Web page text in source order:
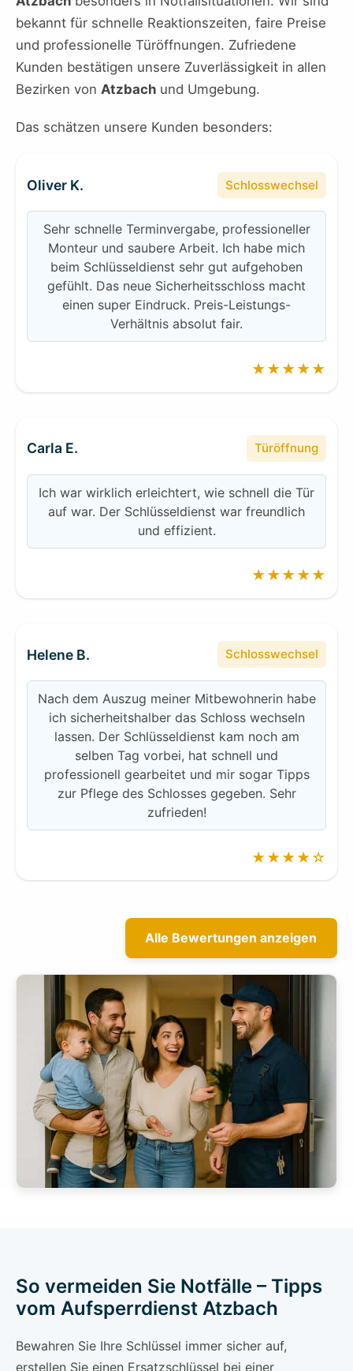
bekannt für schnelle Reaktionszeiten, faire Preise
und professionelle Türöffnungen. Zufriedene
Kunden bestätigen unsere Zuverlässigkeit in allen
Bezirken von Atzbach und Umgebung.
Das schätzen unsere Kunden besonders:
Oliver K. Schlosswechsel
Sehr schnelle Terminvergabe, professioneller
Monteur und saubere Arbeit. Ich habe mich
beim Schlüsseldienst sehr gut aufgehoben
gefühlt. Das neue Sicherheitsschloss macht
einen super Eindruck. Preis-Leistungs-
Verhältnis absolut fair.
★★★★★
Carla E. Türöffnung
Ich war wirklich erleichtert, wie schnell die Tür
auf war. Der Schlüsseldienst war freundlich
und effizient.
★★★★★
Helene B. Schlosswechsel
Nach dem Auszug meiner Mitbewohnerin habe
ich sicherheitshalber das Schloss wechseln
lassen. Der Schlüsseldienst kam noch am
selben Tag vorbei, hat schnell und
professionell gearbeitet und mir sogar Tipps
zur Pflege des Schlosses gegeben. Sehr
zufrieden!
★★★★☆
Alle Bewertungen anzeigen
So vermeiden Sie Notfälle – Tipps
vom Aufsperrdienst Atzbach
Bewahren Sie Ihre Schlüssel immer sicher auf,
erstellen Sie einen Ersatzschlüssel bei einer